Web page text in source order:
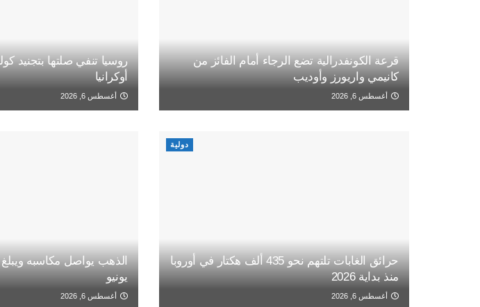
قرعة الكونفدرالية تضع الرجاء أمام الفائز من
كانيمي واريورز وأوديب
أغسطس 6, 2026
روسيا تنفي صلتها بتجنيد
أوكرانيا
أغسطس 6, 2026
دولية
حرائق الغابات تلتهم نحو 435 ألف هكتار في أوروبا
منذ بداية 2026
أغسطس 6, 2026
الذهب يواصل مكاسبه
يونيو
أغسطس 6, 2026